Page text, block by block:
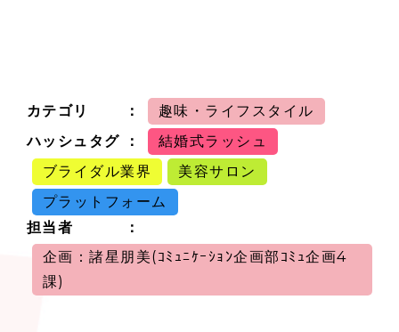
カテゴリ
趣味・ライフスタイル
ハッシュタグ
結婚式ラッシュ
ブライダル業界
美容サロン
プラットフォーム
担当者
企画：諸星朋美(ｺﾐｭﾆｹｰｼｮﾝ企画部ｺﾐｭ企画4
課)